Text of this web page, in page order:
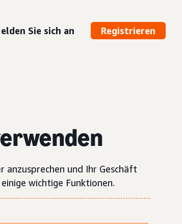
Sie sich an Registrieren
und Ihr Geschäft
wichtige Funktionen.